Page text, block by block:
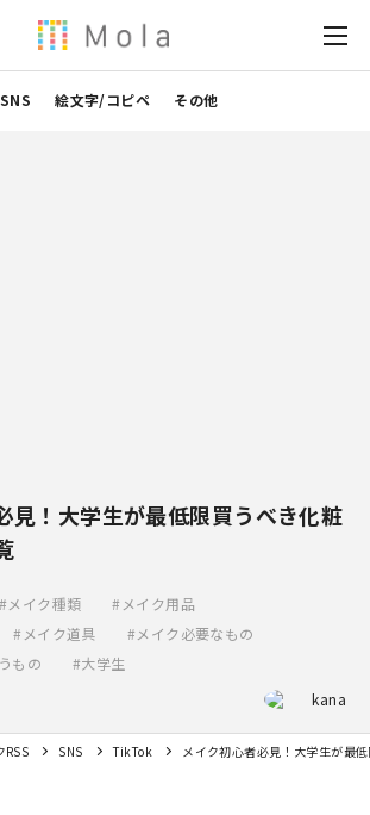
SNS 絵文字/コピペ その他
見！大学生が最低限買うべき化粧
メイク種類
メイク用品
メイク道具
メイク必要なもの
もの
大学生
kana
RSS SNS TikTok メイク初心者必見！大学生が最